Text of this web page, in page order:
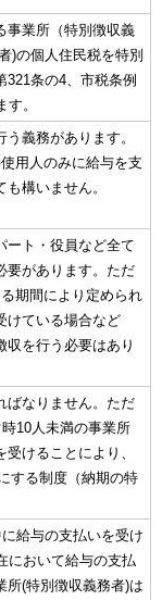
事業所（特別徴収義
)の個人住民税を特別
321条の4、市税条例
。
義務があります。
用人のみに給与を支
構いません。
ート・役員など全て
要があります。ただ
期間により定められ
けている場合など
収を行う必要はあり
ばなりません。ただ
10人未満の事業所
けることにより、
する制度（納期の特
給与の支払いを受け
において給与の支払
所(特別徴収義務者)は